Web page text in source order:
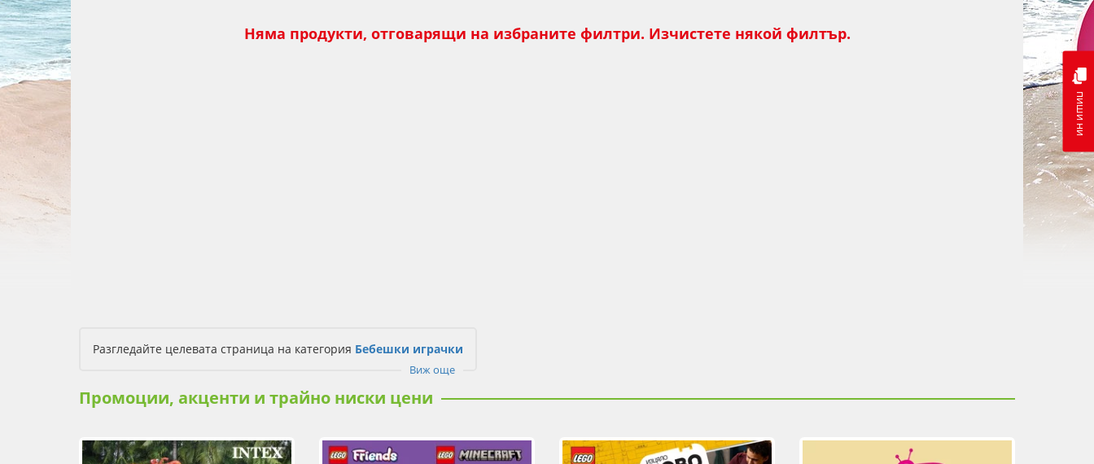
пиши ни
Няма продукти, отговарящи на избраните филтри. Изчистете някой филтър.
Разгледайте целевата страница на категория Бебешки играчки
Виж още
Промоции, акценти и трайно ниски цени